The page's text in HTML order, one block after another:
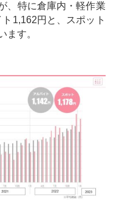
、特に倉庫内・軽作業
1,162円と、スポット
ます。